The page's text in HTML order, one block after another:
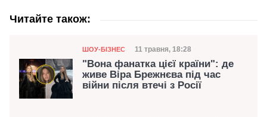
Читайте також:
Категорія
ШОУ-БІЗНЕС Дата публікації
11 травня, 18:28
"Вона фанатка цієї країни": де
живе Віра Брежнєва під час
війни після втечі з Росії